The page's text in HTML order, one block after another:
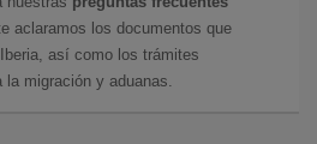
aclaramos los documentos que
así como los trámites
migración y aduanas.